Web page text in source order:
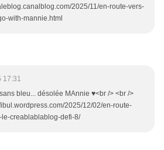
2025/11/en-route-vers-
with-mannie.html
17:31
bleu... désolée MAnnie ♥<br /> <br />
2025/12/02/en-route-
creablablablog-defi-8/